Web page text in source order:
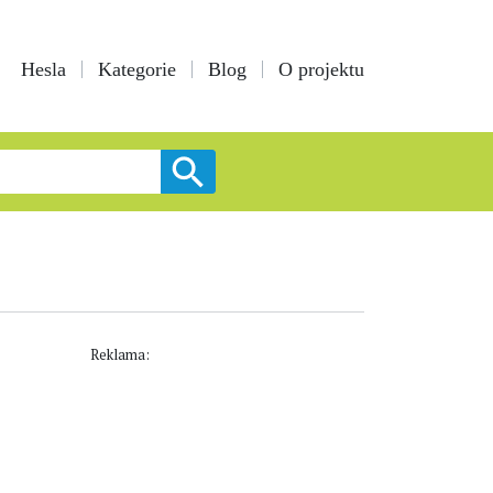
Hesla Kategorie Blog O projektu
Reklama: